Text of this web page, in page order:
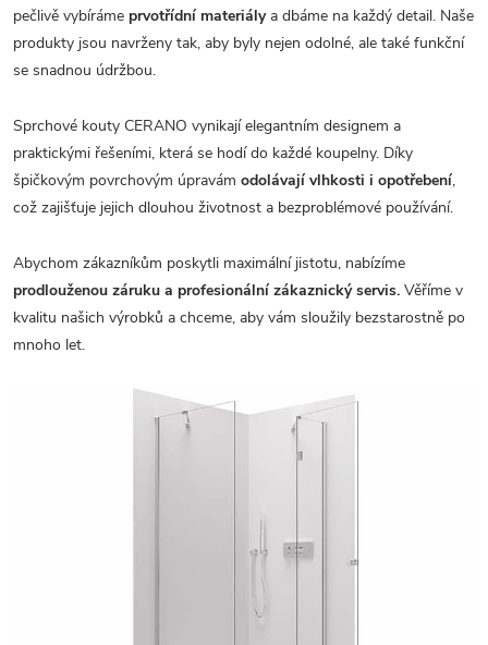
pečlivě vybíráme prvotřídní materiálya dbáme na každý detail. Naše
produkty jsou navrženy tak, aby byly nejen odolné, ale také funkční
se snadnou údržbou.
Sprchové kouty CERANO vynikají elegantním designem a
praktickými řešeními, která se hodí do každé koupelny. Díky
špičkovým povrchovým úpravám odolávají vlhkosti i opotřebení,
což zajišťuje jejich dlouhou životnost a bezproblémové používání.
Abychom zákazníkům poskytli maximální jistotu, nabízíme
prodlouženou záruku a profesionální zákaznický servis. Věříme v
kvalitu našich výrobků a chceme, aby vám sloužily bezstarostně po
mnoho let.